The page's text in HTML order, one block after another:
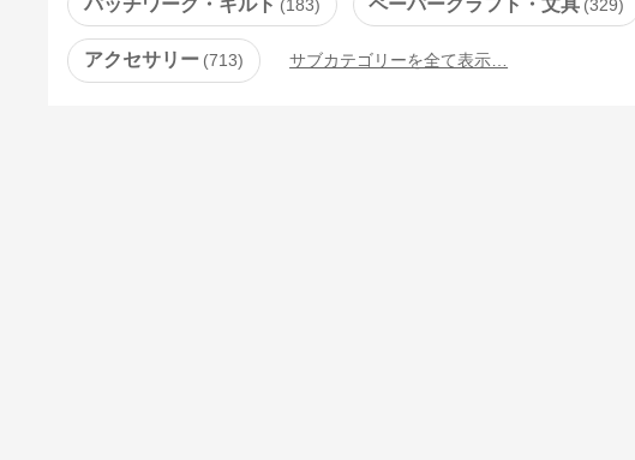
パッチワーク・キルト 183 ペーパークラフト・文具 329
アクセサリー 713 サブカテゴリーを全て表示…